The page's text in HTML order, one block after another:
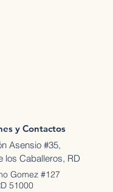
y Contactos
Asensio #35,
los Caballeros, RD
Gomez #127
51000